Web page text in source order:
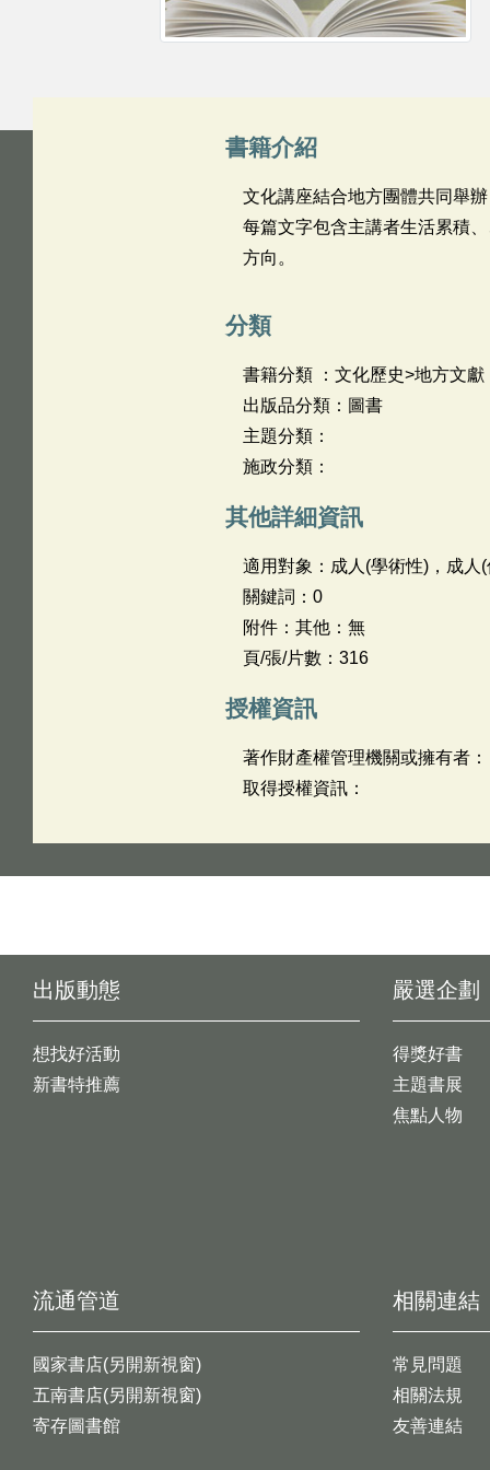
書籍介紹
文化講座結合地方團體共同舉
每篇文字包含主講者生活累積
方向。
分類
書籍分類 ：文化歷史>地方文獻
出版品分類：圖書
主題分類：
施政分類：
其他詳細資訊
適用對象：成人(學術性)，成人
關鍵詞：0
附件：其他：無
頁/張/片數：316
授權資訊
著作財產權管理機關或擁有者：
取得授權資訊：
出版動態
想找好活動
新書特推薦
嚴選企劃
得獎好書
主題書展
焦點人物
流通管道
國家書店(另開新視窗)
五南書店(另開新視窗)
寄存圖書館
相關連結
常見問題
相關法規
友善連結